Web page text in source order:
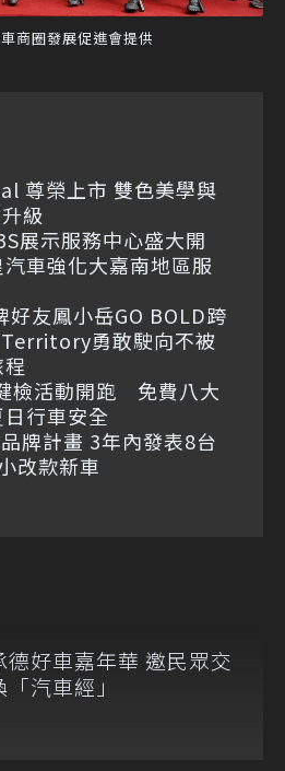
商圈發展促進會提供
尊榮上市 雙色美學與
級
展示服務中心盛大開
車強化大嘉南地區服
好友鳳小岳GO BOLD跨
勇敢駛向不被
檢活動開跑 免費八大
行車安全
牌計畫 3年內發表8台
改款新車
德好車嘉年華 邀民眾交
「汽車經」